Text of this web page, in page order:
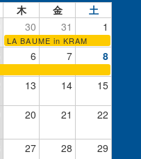
木 金
土
30 31 1
LA BAUME in KRAM
6 7 8
13 14 15
20 21 22
27 28 29